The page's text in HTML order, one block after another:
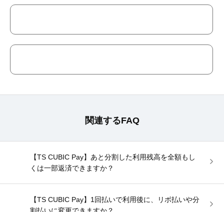
関連するFAQ
【TS CUBIC Pay】あと分割した利用残高を全額もし
くは一部返済できますか？
【TS CUBIC Pay】1回払いで利用後に、リボ払いや分